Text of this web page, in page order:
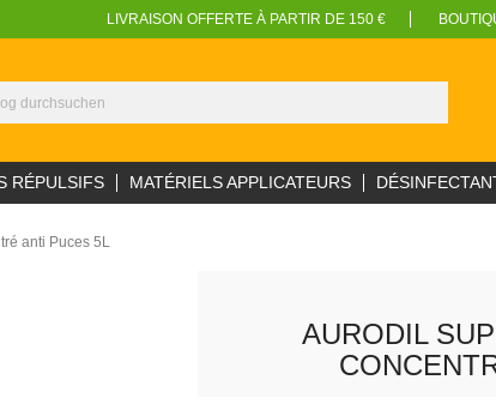
LIVRAISON OFFERTE À PARTIR DE 150 €
RÉPULSIFS MATÉRIELS APPLICATEURS
anti Puces 5L
AURODIL